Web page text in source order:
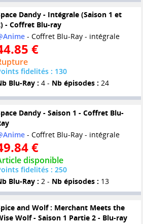
Dandy - Intégrale (Saison 1 et
- Coffret Blu-ray
- Coffret Blu-Ray - intégrale
€
fidelités : 130
Blu-Ray : 4 - Nb épisodes : 24
Dandy - Saison 1 - Coffret Blu-
- Coffret Blu-Ray - intégrale
€
disponible
fidelités : 250
Blu-Ray : 2 - Nb épisodes : 13
and Wolf : Merchant Meets the
Wolf - Saison 1 Partie 2 - Blu-ray